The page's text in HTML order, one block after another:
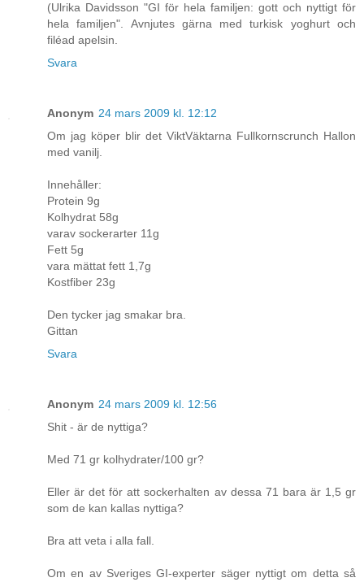
(Ulrika Davidsson "GI för hela familjen: gott och nyttigt för
hela familjen". Avnjutes gärna med turkisk yoghurt och
filéad apelsin.
Svara
Anonym 24 mars 2009 kl. 12:12
Om jag köper blir det ViktVäktarna Fullkornscrunch Hallon
med vanilj.
Innehåller:
Protein 9g
Kolhydrat 58g
varav sockerarter 11g
Fett 5g
vara mättat fett 1,7g
Kostfiber 23g
Den tycker jag smakar bra.
Gittan
Svara
Anonym 24 mars 2009 kl. 12:56
Shit - är de nyttiga?
Med 71 gr kolhydrater/100 gr?
Eller är det för att sockerhalten av dessa 71 bara är 1,5 gr
som de kan kallas nyttiga?
Bra att veta i alla fall.
Om en av Sveriges GI-experter säger nyttigt om detta så